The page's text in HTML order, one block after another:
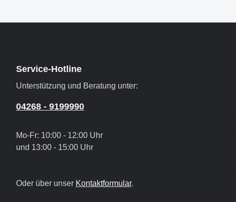
Service-Hotline
Unterstützung und Beratung unter:
04268 - 9199990
Mo-Fr: 10:00 - 12:00 Uhr
und 13:00 - 15:00 Uhr
Oder über unser Kontaktformular.